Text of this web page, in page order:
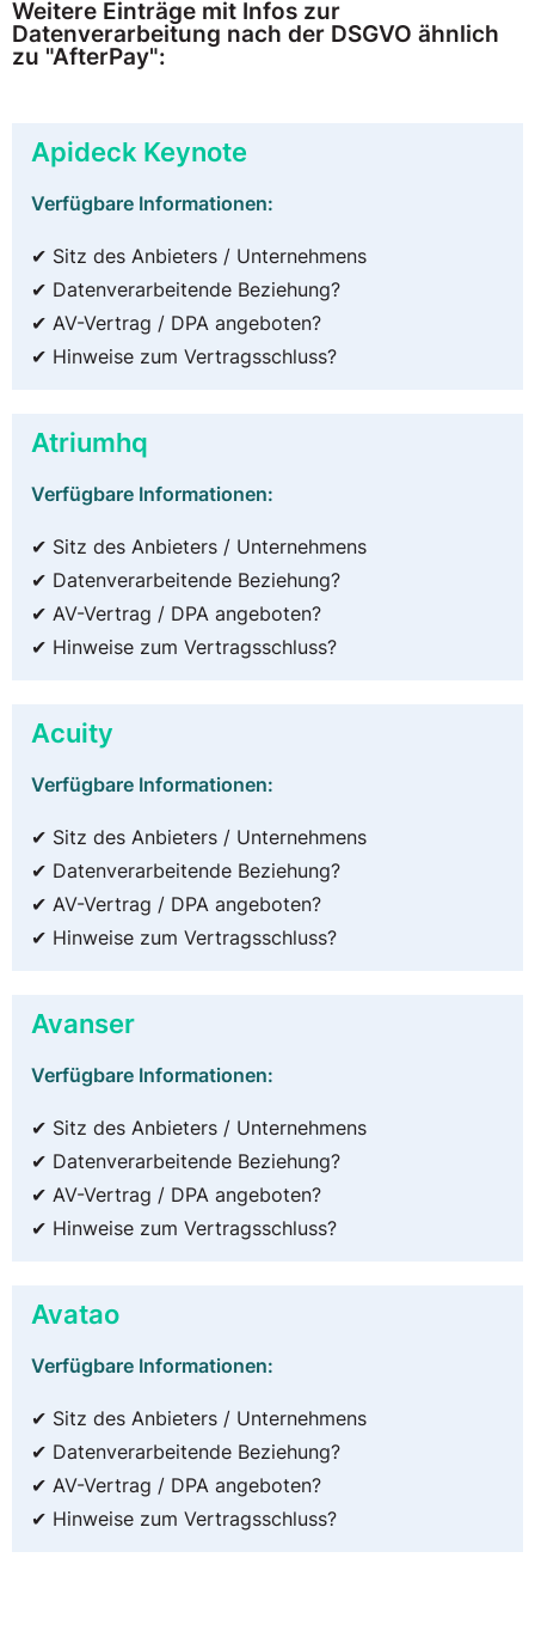
Weitere Einträge mit Infos zur
Datenverarbeitung nach der DSGVO ähnlich
zu "AfterPay":
Apideck Keynote
Verfügbare Informationen:
✔ Sitz des Anbieters / Unternehmens
✔ Datenverarbeitende Beziehung?
✔ AV-Vertrag / DPA angeboten?
✔ Hinweise zum Vertragsschluss?
Atriumhq
Verfügbare Informationen:
✔ Sitz des Anbieters / Unternehmens
✔ Datenverarbeitende Beziehung?
✔ AV-Vertrag / DPA angeboten?
✔ Hinweise zum Vertragsschluss?
Acuity
Verfügbare Informationen:
✔ Sitz des Anbieters / Unternehmens
✔ Datenverarbeitende Beziehung?
✔ AV-Vertrag / DPA angeboten?
✔ Hinweise zum Vertragsschluss?
Avanser
Verfügbare Informationen:
✔ Sitz des Anbieters / Unternehmens
✔ Datenverarbeitende Beziehung?
✔ AV-Vertrag / DPA angeboten?
✔ Hinweise zum Vertragsschluss?
Avatao
Verfügbare Informationen:
✔ Sitz des Anbieters / Unternehmens
✔ Datenverarbeitende Beziehung?
✔ AV-Vertrag / DPA angeboten?
✔ Hinweise zum Vertragsschluss?